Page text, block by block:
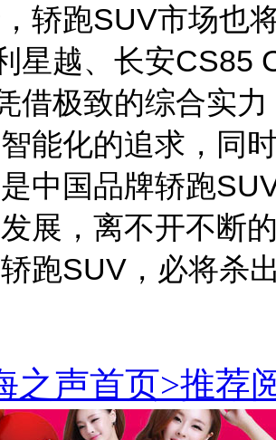
轿跑SUV市场也
星越、长安CS85
借极致的综合实
能化的追求，同
中国品牌轿跑
展，离不开不断
跑SUV，必将杀
之声首页>推荐